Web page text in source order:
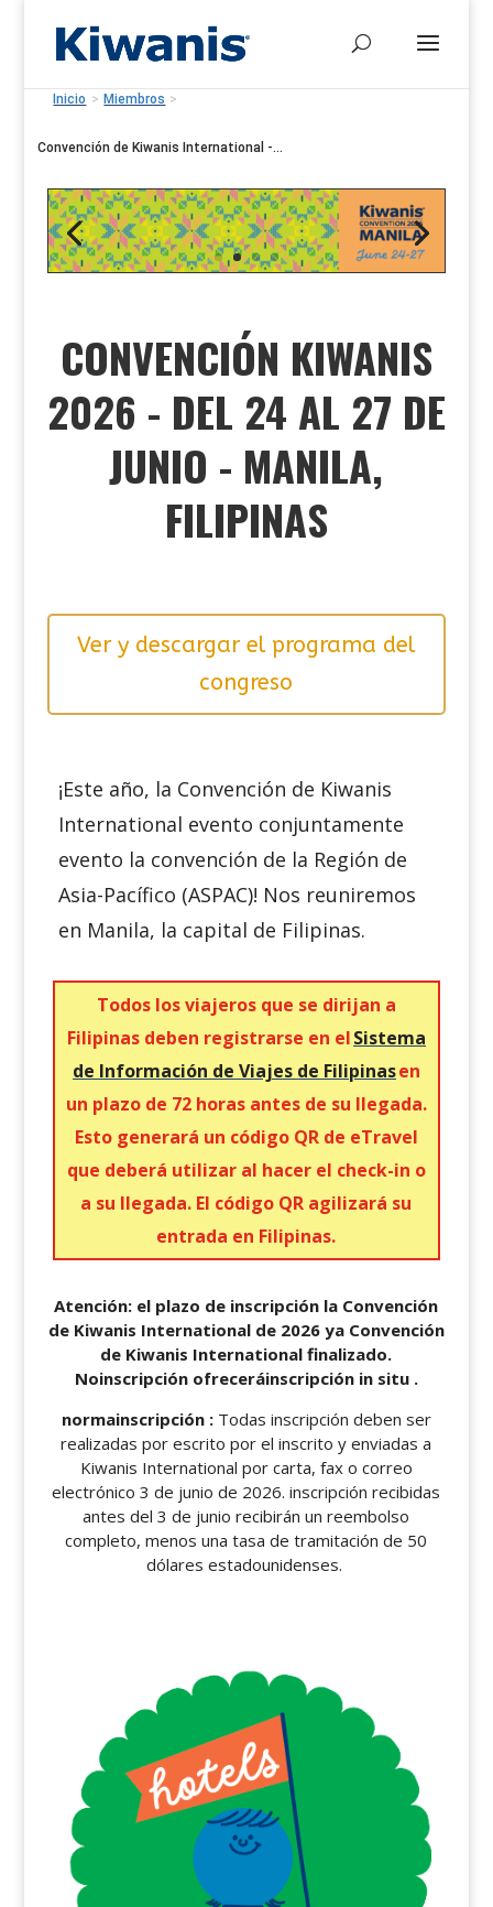
Inicio > Miembros >
Convención de Kiwanis International -...
CONVENCIÓN KIWANIS
2026 - DEL 24 AL 27 DE
JUNIO - MANILA,
FILIPINAS
Ver y descargar el programa del
congreso
¡Este año, la Convención de Kiwanis
International evento conjuntamente
evento la convención de la Región de
Asia-Pacífico (ASPAC)! Nos reuniremos
en Manila, la capital de Filipinas.
Todos los viajeros que se dirijan a
Filipinas deben registrarse en elSistema
de Información de Viajes de Filipinasen
un plazo de 72 horas antes de su llegada.
Esto generará un código QR de eTravel
que deberá utilizar al hacer el check-in o
a su llegada. El código QR agilizará su
entrada en Filipinas.
Atención: el plazo de inscripción la Convención
de Kiwanis International de 2026 ya Convención
de Kiwanis International finalizado.
Noinscripción ofreceráinscripción in situ .
normainscripción : Todas inscripción deben ser
realizadas por escrito por el inscrito y enviadas a
Kiwanis International por carta, fax o correo
electrónico 3 de junio de 2026.inscripción recibidas
antes del 3 de junio recibirán un reembolso
completo, menos una tasa de tramitación de 50
dólares estadounidenses.